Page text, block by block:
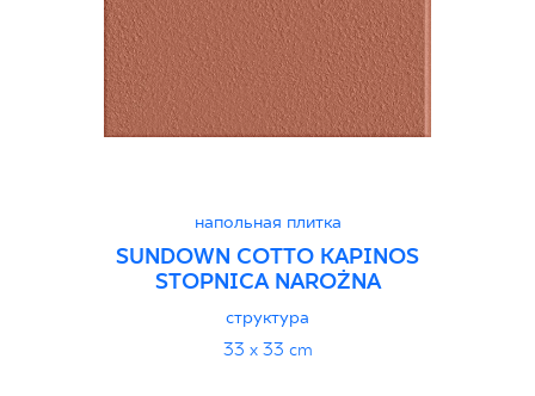
напольная плитка
SUNDOWN COTTO KAPINOS
STOPNICA NAROŻNA
структура
33 x 33 cm